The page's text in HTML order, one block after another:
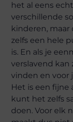
het al eens
verschillende
kinderen, maar
zelfs een hele
is. En als je
verslavend kan
vinden en voor
Het is een fijne
kunt het zelfs
doen. Voor elk